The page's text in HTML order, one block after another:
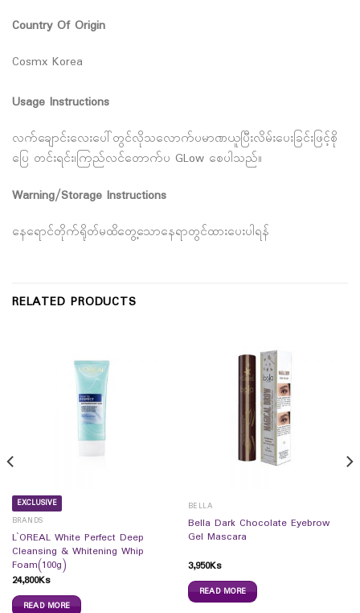
Country Of Origin
Cosmx Korea
Usage Instructions
လက်ချောင်းလေးပေါ်တွင်လိုသလောက်ပမာဏယူပြီးလိမ်းပေးခြင်းဖြင့်စို
ပြေ တင်းရင်း၊ကြည်လင်တောက်ပ GLow စေပါသည်။
Warning/Storage Instructions
နေရောင်တိုက်ရိုတ်မထိတွေ့သောနေရာတွင်ထားပေးပါရန်
RELATED PRODUCTS
EXCLUSIVE
BRANDS
L`OREAL White Perfect Deep
Cleansing & Whitening Whip
Foam(100g)
24,800Ks
READ MORE
BELLA
Bella Dark Chocolate Eyebrow
Gel Mascara
3,950Ks
READ MORE